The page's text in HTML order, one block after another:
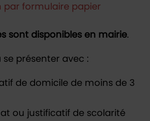
par formulaire papier
sont disponibles en mairie.
se présenter avec :
de domicile de moins de 3
ou justificatif de scolarité